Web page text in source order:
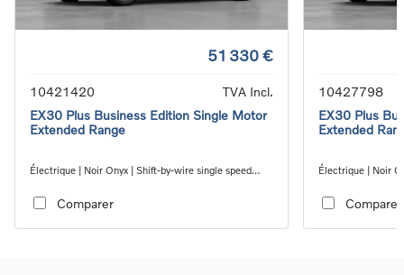
51 330 €
10421420
TVA Incl.
EX30 Plus Business Edition Single Motor
Extended Range
Électrique | Noir Onyx | Shift-by-wire single speed
Comparer
10427798
EX30 Plus
Extended
Électrique | Noir
Comparer